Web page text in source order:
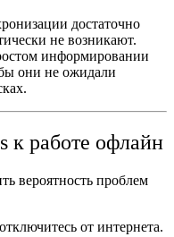
достаточно
не возникают.
информировании
они не ожидали
к работе офлайн
вероятность проблем
от интернета.